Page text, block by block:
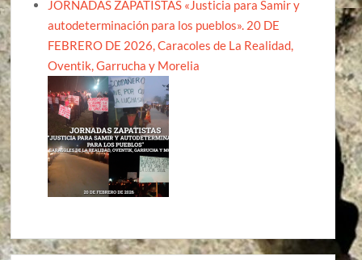
JORNADAS ZAPATISTAS «Justicia para Samir y
autodeterminación para los pueblos». 20 DE
FEBRERO DE 2026, Caracoles de La Realidad,
Oventik, Garrucha y Morelia